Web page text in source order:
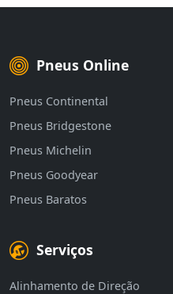
Pneus Online
Pneus Continental
Pneus Bridgestone
Pneus Michelin
Pneus Goodyear
Pneus Baratos
Serviços
Alinhamento de Direção